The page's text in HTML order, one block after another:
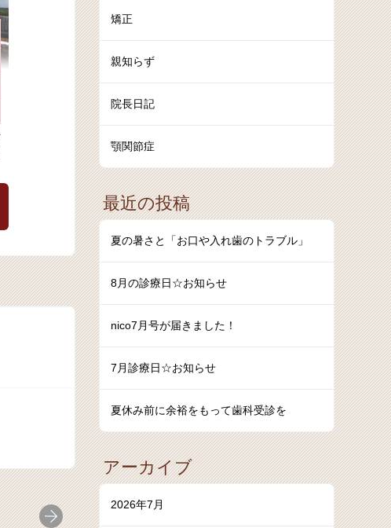
矯正
親知らず
院長日記
顎関節症
最近の投稿
夏の暑さと「お口や入れ歯のトラブル」
8月の診療日☆お知らせ
nico7月号が届きました！
7月診療日☆お知らせ
夏休み前に余裕をもって歯科受診を
アーカイブ
2026年7月